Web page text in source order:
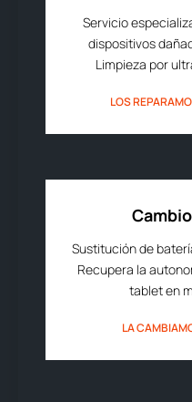
Servicio
dispositivos
Limpieza por
LOS
Sustitución de
Recupera la
tablet en
LA